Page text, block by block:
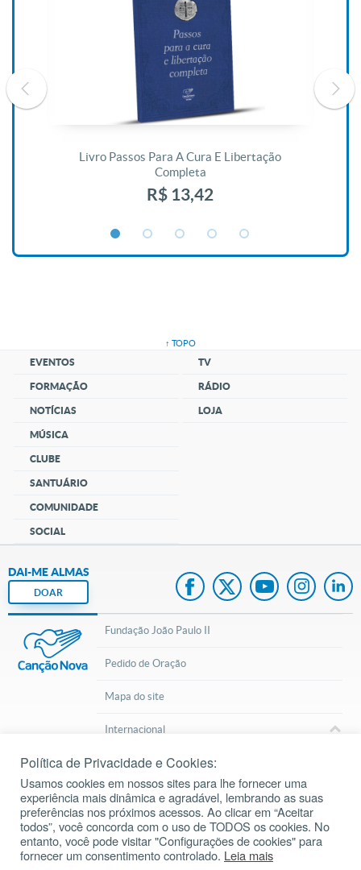
Livro Passos Para A Cura E Libertação
Completa
R$ 13,42
↑ TOPO
EVENTOS
FORMAÇÃO
NOTÍCIAS
MÚSICA
CLUBE
SANTUÁRIO
COMUNIDADE
SOCIAL
TV
RÁDIO
LOJA
DAI-ME ALMAS
DOAR
Fundação João Paulo II
Pedido de Oração
Mapa do site
Internacional
cancaonova.com © 2002 – 2026Todos os direitos reservados.
Política de Privacidade e Cookies:
Usamos cookies em nossos sites para lhe fornecer uma
experiência mais dinâmica e agradável, lembrando as suas
preferências nos próximos acessos. Ao clicar em “Aceitar
todos”, você concorda com o uso de TODOS os cookies. No
entanto, você pode visitar "Configurações de cookies" para
fornecer um consentimento controlado. Leia mais
Baixe o aplicativo da Liturgia Diária